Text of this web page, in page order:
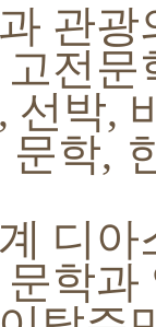
관광
전
선박,
문학,
디아
학과